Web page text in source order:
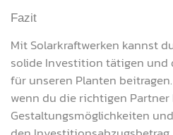
Fazit
Mit Solarkraftwerken kannst
solide Investition tätigen und
für unseren Planten
wenn du die richtigen
Gestaltungsmöglichkeiten